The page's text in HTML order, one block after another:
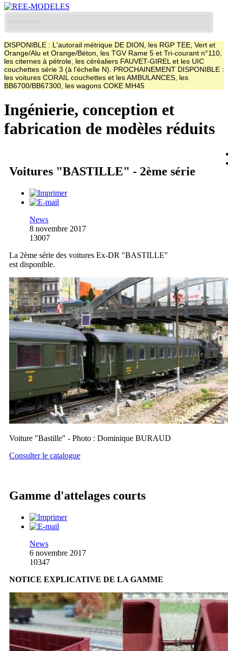
DISPONIBLE : L'autorail métrique DE DION, les RGP TEE, Vert et
Orange/Alu et Orange/Béton, les TGV Rame 5 et Tri-courant n°110,
les citernes à pétrole, les céréaliers FAUVET-GIREL et les UIC
couchettes série 3 (à l'échelle N). PROCHAINEMENT DISPONIBLE :
les voitures CORAIL couchettes et les AMBULANCES, les
BB6700/BB67300, les wagons COKE MH45
Ingénierie, conception et
fabrication de modèles réduits
Voitures "BASTILLE" - 2ème série
News
8 novembre 2017
13007
La 2ème série des voitures Ex-DR "BASTILLE"
est disponible.
Voiture "Bastille" - Photo : Dominique BURAUD
Consulter le catalogue
Gamme d'attelages courts
News
6 novembre 2017
10347
NOTICE EXPLICATIVE DE LA GAMME